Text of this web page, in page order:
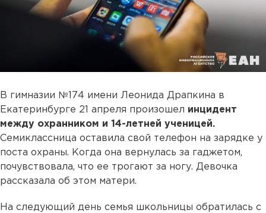
В гимназии №174 имени Леонида Драпкина в
Екатеринбурге 21 апреля произошел инцидент
между охранником и 14-летней ученицей.
Семиклассница оставила свой телефон на зарядке у
поста охраны. Когда она вернулась за гаджетом,
почувствовала, что ее трогают за ногу. Девочка
рассказала об этом матери.
На следующий день семья школьницы обратилась с